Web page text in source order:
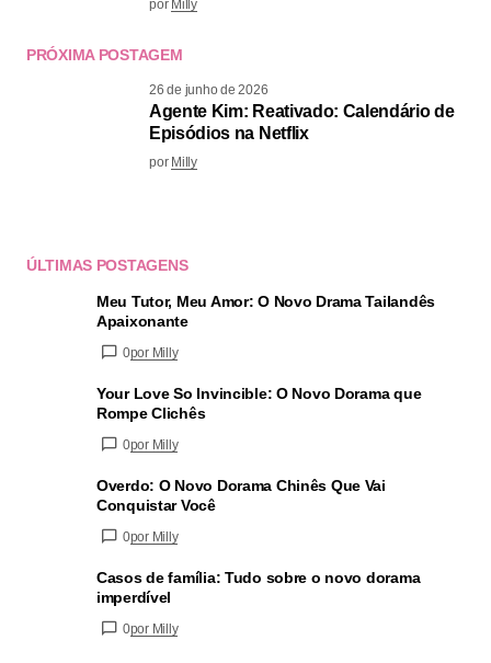
por Milly
PRÓXIMA POSTAGEM
26 de junho de 2026
Agente Kim: Reativado: Calendário de
Episódios na Netflix
por Milly
ÚLTIMAS POSTAGENS
Meu Tutor, Meu Amor: O Novo Drama Tailandês
Apaixonante
0por Milly
Your Love So Invincible: O Novo Dorama que
Rompe Clichês
0por Milly
Overdo: O Novo Dorama Chinês Que Vai
Conquistar Você
0por Milly
Casos de família: Tudo sobre o novo dorama
imperdível
0por Milly